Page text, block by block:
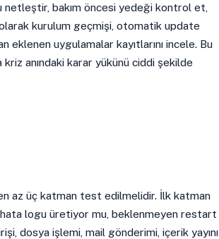
bakım öncesi yedeği kontrol et,
kurulum geçmişi, otomatik update
eklenen uygulamalar kayıtlarını incele. Bu
kriz anındaki karar yükünü ciddi şekilde
az üç katman test edilmelidir. İlk katman
hata logu üretiyor mu, beklenmeyen restart
dosya işlemi, mail gönderimi, içerik yayını